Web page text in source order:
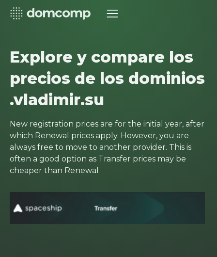
Explore y compare los
precios de los dominios
.vladimir.su
New registration prices are for the initial year, after
which Renewal prices apply. However, you are
always free to move to another provider. This is
often a good option as Transfer prices may be
cheaper than Renewal